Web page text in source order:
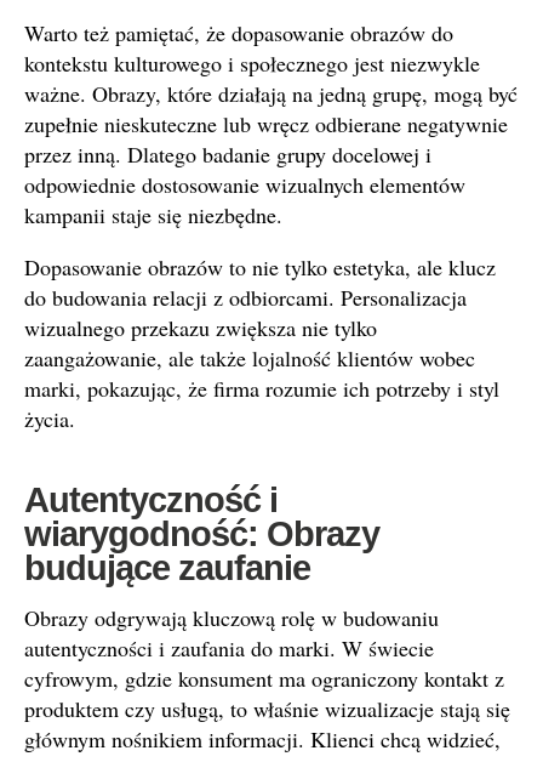
Warto też pamiętać, że dopasowanie obrazów do
kontekstu kulturowego i społecznego jest niezwykle
ważne. Obrazy, które działają na jedną grupę, mogą być
zupełnie nieskuteczne lub wręcz odbierane negatywnie
przez inną. Dlatego badanie grupy docelowej i
odpowiednie dostosowanie wizualnych elementów
kampanii staje się niezbędne.
Dopasowanie obrazów to nie tylko estetyka, ale klucz
do budowania relacji z odbiorcami. Personalizacja
wizualnego przekazu zwiększa nie tylko
zaangażowanie, ale także lojalność klientów wobec
marki, pokazując, że firma rozumie ich potrzeby i styl
życia.
Autentyczność i
wiarygodność: Obrazy
budujące zaufanie
Obrazy odgrywają kluczową rolę w budowaniu
autentyczności i zaufania do marki. W świecie
cyfrowym, gdzie konsument ma ograniczony kontakt z
produktem czy usługą, to właśnie wizualizacje stają się
głównym nośnikiem informacji. Klienci chcą widzieć,